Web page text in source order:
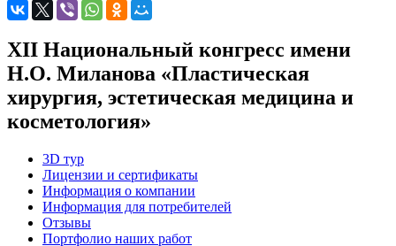
XII Национальный конгресс имени
Н.О. Миланова «Пластическая
хирургия, эстетическая медицина и
косметология»
3D тур
Лицензии и сертификаты
Информация о компании
Информация для потребителей
Отзывы
Портфолио наших работ